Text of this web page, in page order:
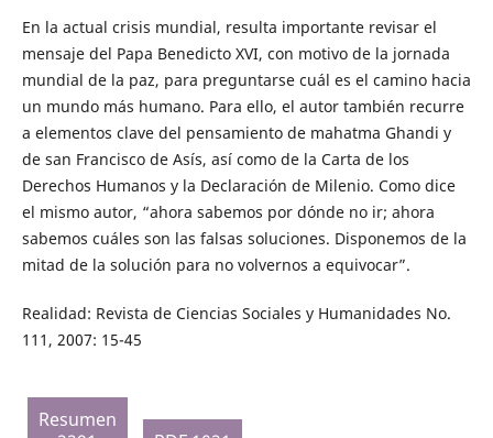
En la actual crisis mundial, resulta importante revisar el
mensaje del Papa Benedicto XVI, con motivo de la jornada
mundial de la paz, para preguntarse cuál es el camino hacia
un mundo más humano. Para ello, el autor también recurre
a elementos clave del pensamiento de mahatma Ghandi y
de san Francisco de Asís, así como de la Carta de los
Derechos Humanos y la Declaración de Milenio. Como dice
el mismo autor, “ahora sabemos por dónde no ir; ahora
sabemos cuáles son las falsas soluciones. Disponemos de la
mitad de la solución para no volvernos a equivocar”.
Realidad: Revista de Ciencias Sociales y Humanidades No.
111, 2007: 15-45
Resumen